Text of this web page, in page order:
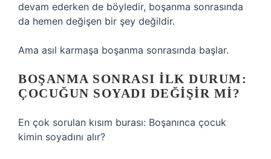
devam ederken de böyledir, boşanma sonrasında
da hemen değişen bir şey değildir.
Ama asıl karmaşa boşanma sonrasında başlar.
BOŞANMA SONRASI İLK DURUM:
ÇOCUĞUN SOYADI DEĞIŞIR MI?
En çok sorulan kısım burası: Boşanınca çocuk
kimin soyadını alır?